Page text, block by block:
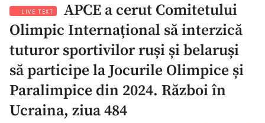
Special
Blog
ZdGust
LIVE TEXT
APCE a cerut Comitetului
Olimpic Internațional să interzică
tuturor sportivilor ruși și belaruși
să participe la Jocurile Olimpice și
Paralimpice din 2024. Război în
Ucraina, ziua 484